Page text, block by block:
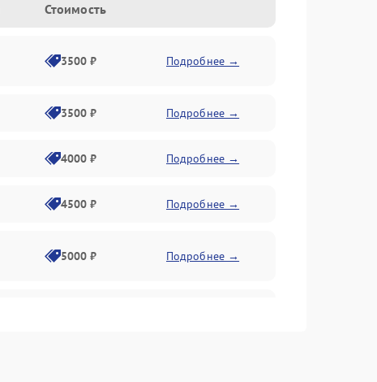
Стоимость
3500 ₽ Подробнее →
3500 ₽ Подробнее →
4000 ₽ Подробнее →
4500 ₽ Подробнее →
5000 ₽ Подробнее →